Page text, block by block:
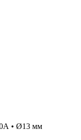
• Ø13 мм